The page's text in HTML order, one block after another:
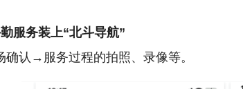
服务装上“北斗导航”
认→服务过程的拍照、录像等。